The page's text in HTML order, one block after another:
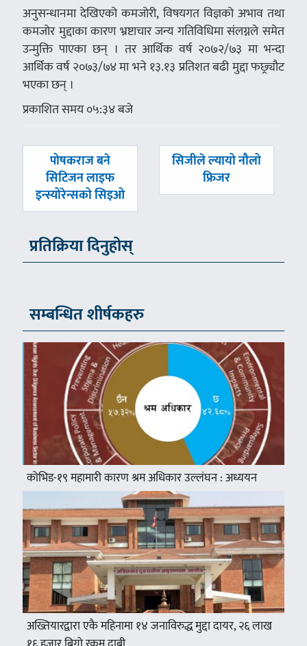
अनुसन्धानमा देखिएको कमजोरी, विषयगत विज्ञको अभाव तथा
कमजोर मुद्दाका कारण भ्रष्टाचार जन्य गतिविधिमा संलग्नले समेत
उन्मुक्ति पाएका छन् । तर आर्थिक वर्ष २०७२/७३ मा भन्दा
आर्थिक वर्ष २०७३/७४ मा भने १३.१३ प्रतिशत बढी मुद्दा फछ्र्यौट
भएका छन् ।
प्रकाशित समय ०५:३४ बजे
पछिल्लाे
-
पोषकराज बने
सिटिजन लाइफ
इन्स्योरेन्सको सिइओ
अघिल्लाे
सिजीले ल्यायो नौलो
फ्रिजर
प्रतिक्रिया दिनुहोस्
सम्बन्धित शीर्षकहरु
कोभिड-१९ महामारी कारण श्रम अधिकार उल्लंघन : अध्ययन
अख्तियारद्वारा एकै महिनामा १४ जनाविरुद्ध मुद्दा दायर, २६ लाख